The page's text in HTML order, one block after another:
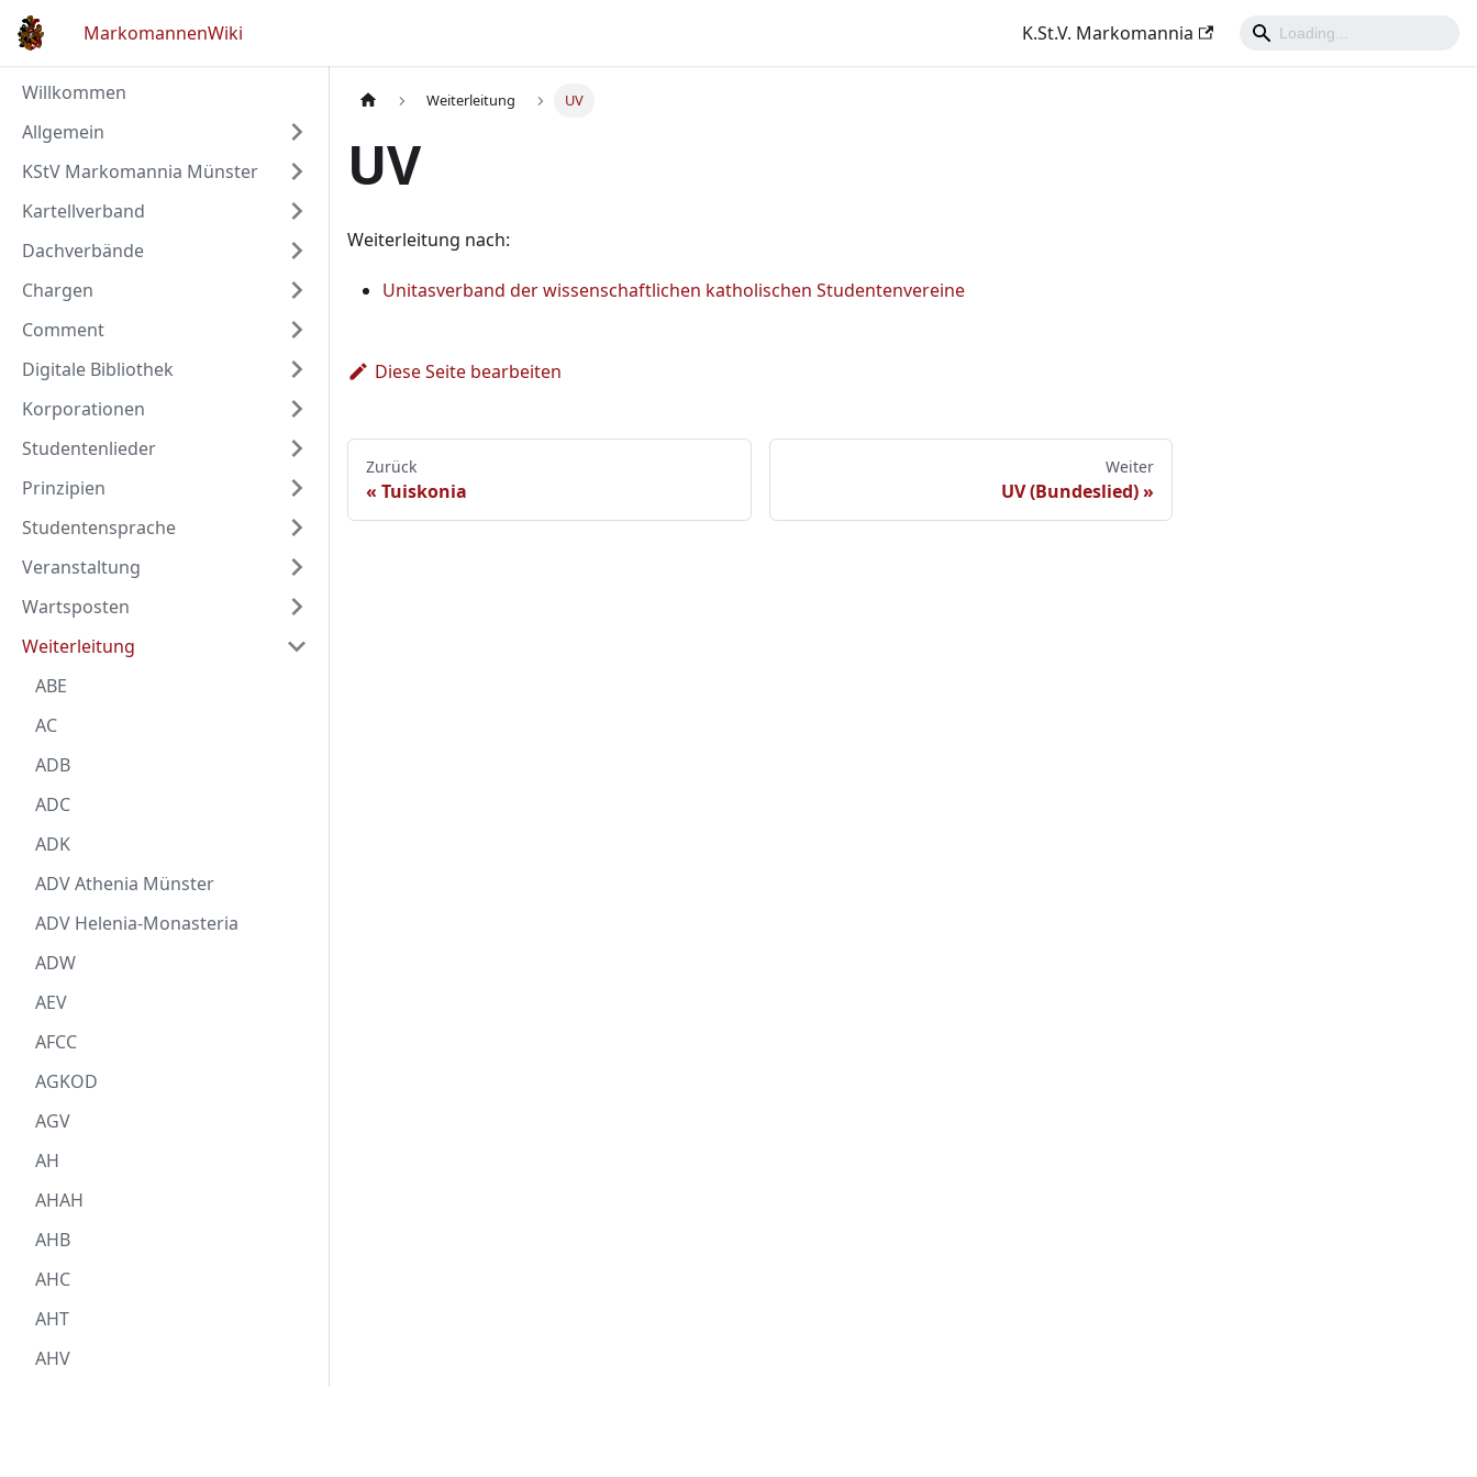
MarkomannenWiki K.St.V. Markomannia
Willkommen
Allgemein
KStV Markomannia Münster
Kartellverband
Dachverbände
Chargen
Comment
Digitale Bibliothek
Korporationen
Studentenlieder
Prinzipien
Studentensprache
Veranstaltung
Wartsposten
Weiterleitung
ABE
AC
ADB
ADC
ADK
ADV Athenia Münster
ADV Helenia-Monasteria
ADW
AEV
AFCC
AGKOD
AGV
AH
AHAH
AHB
AHC
AHT
AHV
Weiterleitung UV
UV
Weiterleitung nach:
Unitasverband der wissenschaftlichen katholischen Studentenvereine
Diese Seite bearbeiten
Zurück
Tuiskonia
Weiter
UV (Bundeslied)